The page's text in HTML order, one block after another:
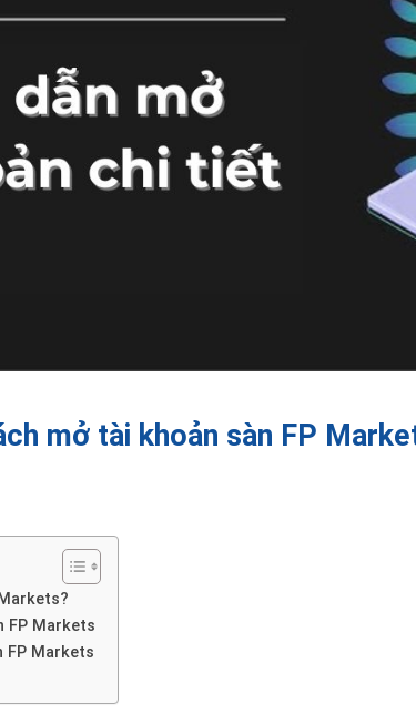
mở tài khoản sàn FP
FP Markets
FP Markets